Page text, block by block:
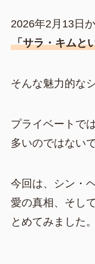
2026年2月13日
「サラ・キムと
そんな魅力的な
プライベートで
多いのではない
今回は、シン・
愛の真相、そし
とめてみました。